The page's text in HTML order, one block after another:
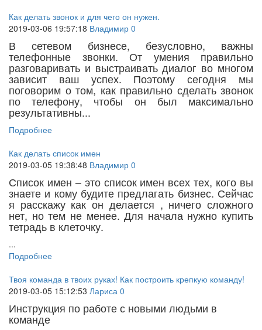
Как делать звонок и для чего он нужен.
2019-03-06 19:57:18 Владимир 0
В сетевом бизнесе, безусловно, важны
телефонные звонки. От умения правильно
разговаривать и выстраивать диалог во многом
зависит ваш успех. Поэтому сегодня мы
поговорим о том, как правильно сделать звонок
по телефону, чтобы он был максимально
результативны...
Подробнее
Как делать список имен
2019-03-05 19:38:48 Владимир 0
Список имен – это список имен всех тех, кого вы
знаете и кому будите предлагать бизнес. Сейчас
я расскажу как он делается , ничего сложного
нет, но тем не менее. Для начала нужно купить
тетрадь в клеточку.
...
Подробнее
Твоя команда в твоих руках! Как построить крепкую команду!
2019-03-05 15:12:53 Лариса 0
Инструкция по работе с новыми людьми в
команде